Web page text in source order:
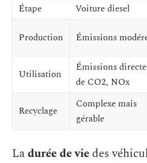
Étape Voiture diesel
Production Émissions
Utilisation
Émissions
de CO2, NOx
Recyclage
Complexe mais
gérable
Ladurée de viedes